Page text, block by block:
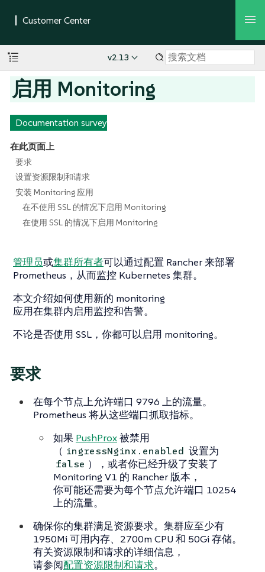
v2.13
启用 Monitoring
Documentation survey
在此页面上
要求
设置资源限制和请求
安装 Monitoring 应用
在不使用 SSL 的情况下启用 Monitoring
在使用 SSL 的情况下启用 Monitoring
管理员或集群所有者可以通过配置 Rancher 来部署
Prometheus，从而监控 Kubernetes 集群。
本文介绍如何使用新的 monitoring
应用在集群内启用监控和告警。
不论是否使用 SSL，你都可以启用 monitoring。
要求
在每个节点上允许端口 9796 上的流量。
Prometheus 将从这些端口抓取指标。
如果 PushProx被禁用
（ ingressNginx.enabled 设置为
false ），或者你已经升级了安装了
Monitoring V1 的 Rancher 版本，
你可能还需要为每个节点允许端口 10254
上的流量。
确保你的集群满足资源要求。集群应至少有
1950Mi 可用内存、2700m CPU 和 50Gi 存储。
有关资源限制和请求的详细信息，
请参阅配置资源限制和请求。